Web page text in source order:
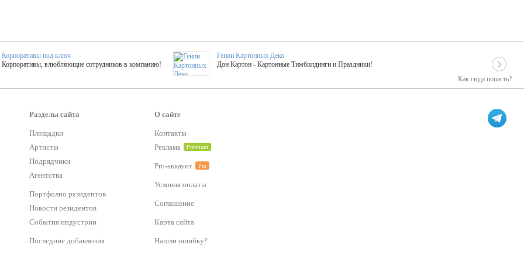
Как сюда попасть?
Корпоративы под ключ
Корпоративы, влюбляющие сотрудников в компанию!
Гении Картонных Деко
Дон Картон - Картонные Тимбилдинги и Праздники!
классы
25 активностей! Смета за 15 минут!
Букинг компания №1
Оперативная информация о любых зарубежных артистах
второй заказ контента со скидкой в 15%
Хотите весело?
БАР от 50 000 р.
Разделы сайта
Площадки
Артисты
Подрядчики
Агентства
Портфолио резидентов
Новости резидентов
События индустрии
Последние добавления
О сайте
Контакты
Реклама
Premium
Pro-аккаунт Pro
Условия оплаты
Соглашение
Карта сайта
Нашли ошибку?